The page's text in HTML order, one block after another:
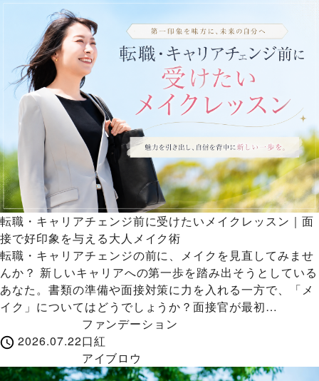
転職・キャリアチェンジ前に受けたいメイクレッスン｜面
接で好印象を与える大人メイク術
転職・キャリアチェンジの前に、メイクを見直してみませ
んか？ 新しいキャリアへの第一歩を踏み出そうとしている
あなた。書類の準備や面接対策に力を入れる一方で、「メ
イク」についてはどうでしょうか？面接官が最初…
2026.07.22
ファンデーション
口紅
アイブロウ